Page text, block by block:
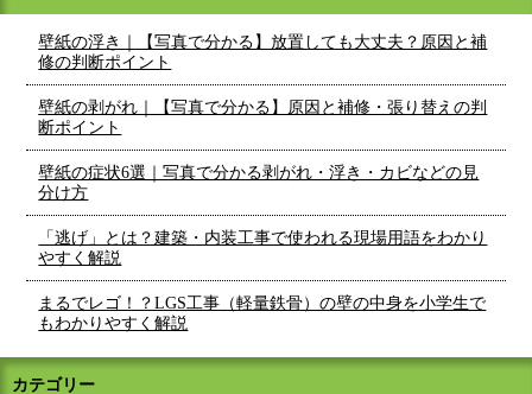
壁紙の浮き｜【写真で分かる】放置しても大丈夫？原因と補
修の判断ポイント
壁紙の剥がれ｜【写真で分かる】原因と補修・張り替えの判
断ポイント
壁紙の症状6選｜写真で分かる剥がれ・浮き・カビなどの見
分け方
「逃げ」とは？建築・内装工事で使われる現場用語をわかり
やすく解説
まるでレゴ！？LGS工事（軽量鉄骨）の壁の中身を小学生で
もわかりやすく解説
カテゴリー